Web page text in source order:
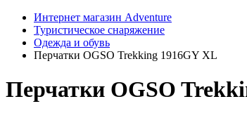
Интернет магазин Adventure
Туристическое снаряжение
Одежда и обувь
Перчатки OGSO Trekking 1916GY XL
Перчатки OGSO